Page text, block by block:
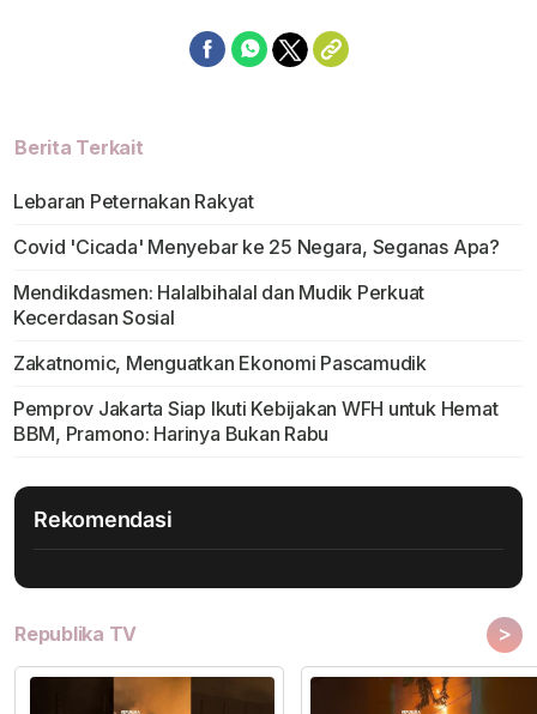
Berita Terkait
Lebaran Peternakan Rakyat
Covid 'Cicada' Menyebar ke 25 Negara, Seganas Apa?
Mendikdasmen: Halalbihalal dan Mudik Perkuat
Kecerdasan Sosial
Zakatnomic, Menguatkan Ekonomi Pascamudik
Pemprov Jakarta Siap Ikuti Kebijakan WFH untuk Hemat
BBM, Pramono: Harinya Bukan Rabu
Rekomendasi
Republika TV >